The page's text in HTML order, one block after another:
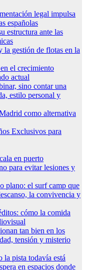
legal impulsa
españolas
estructura ante las
gestión de flotas en la
el crecimiento
actual
sino contar una
estilo personal y
como alternativa
Exclusivos para
en puerto
para evitar lesiones y
plano: el surf camp que
la convivencia y
cómo la comida
tan bien en los
tensión y misterio
la pista todavía está
en espacios donde